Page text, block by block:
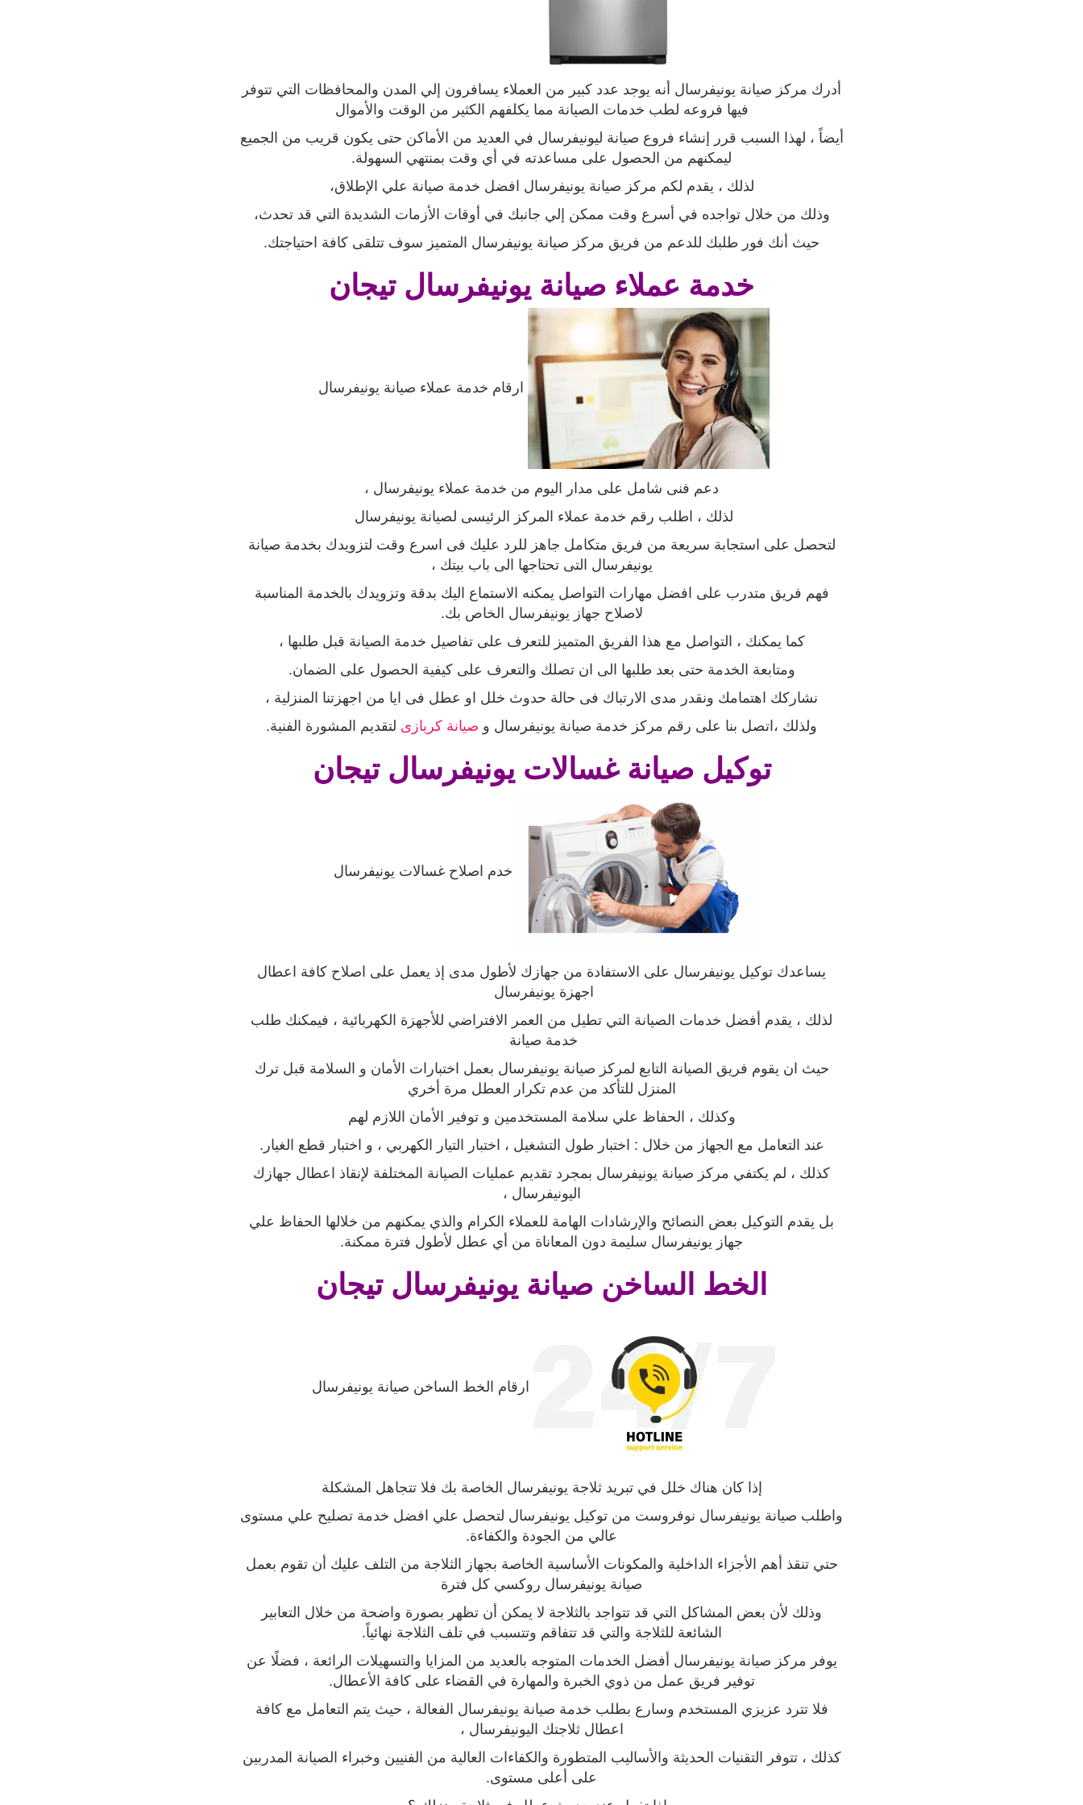
أدرك مركز صيانة يونيفرسال أنه يوجد عدد كبير من العملاء يسافرون إلي المدن والمحافظات التي تتوفر
فيها فروعه لطب خدمات الصيانة مما يكلفهم الكثير من الوقت والأموال
أيضاً ، لهذا السبب قرر إنشاء فروع صيانة ليونيفرسال في العديد من الأماكن حتى يكون قريب من الجميع
ليمكنهم من الحصول على مساعدته في أي وقت بمنتهي السهولة.
لذلك ، يقدم لكم مركز صيانة يونيفرسال افضل خدمة صيانة علي الإطلاق،
وذلك من خلال تواجده في أسرع وقت ممكن إلي جانبك في أوقات الأزمات الشديدة التي قد تحدث،
حيث أنك فور طلبك للدعم من فريق مركز صيانة يونيفرسال المتميز سوف تتلقى كافة احتياجتك.
خدمة عملاء صيانة يونيفرسال تيجان
ارقام خدمة عملاء صيانة يونيفرسال
دعم فنى شامل على مدار اليوم من خدمة عملاء يونيفرسال ،
لذلك ، اطلب رقم خدمة عملاء المركز الرئيسى لصيانة يونيفرسال
لتحصل على استجابة سريعة من فريق متكامل جاهز للرد عليك فى اسرع وقت لتزويدك بخدمة صيانة
يونيفرسال التى تحتاجها الى باب بيتك ،
فهم فريق متدرب على افضل مهارات التواصل يمكنه الاستماع اليك بدقة وتزويدك بالخدمة المناسبة
لاصلاح جهاز يونيفرسال الخاص بك.
كما يمكنك ، التواصل مع هذا الفريق المتميز للتعرف على تفاصيل خدمة الصيانة قبل طلبها ،
ومتابعة الخدمة حتى بعد طلبها الى ان تصلك والتعرف على كيفية الحصول على الضمان.
نشاركك اهتمامك ونقدر مدى الارتباك فى حالة حدوث خلل او عطل فى ايا من اجهزتنا المنزلية ،
ولذلك ،اتصل بنا على رقم مركز خدمة صيانة يونيفرسال و صيانة كريازى لتقديم المشورة الفنية.
توكيل صيانة غسالات يونيفرسال تيجان
خدم اصلاح غسالات يونيفرسال
يساعدك توكيل يونيفرسال على الاستفادة من جهازك لأطول مدى إذ يعمل على اصلاح كافة اعطال
اجهزة يونيفرسال
لذلك ، يقدم أفضل خدمات الصيانة التي تطيل من العمر الافتراضي للأجهزة الكهربائية ، فيمكنك طلب
خدمة صيانة
حيث ان يقوم فريق الصيانة التابع لمركز صيانة يونيفرسال بعمل اختبارات الأمان و السلامة قبل ترك
المنزل للتأكد من عدم تكرار العطل مرة أخري
وكذلك ، الحفاظ علي سلامة المستخدمين و توفير الأمان اللازم لهم
عند التعامل مع الجهاز من خلال : اختبار طول التشغيل ، اختبار التيار الكهربي ، و اختبار قطع الغيار .
كذلك ، لم يكتفي مركز صيانة يونيفرسال بمجرد تقديم عمليات الصيانة المختلفة لإنقاذ اعطال جهازك
اليونيفرسال ،
بل يقدم التوكيل بعض النصائح والإرشادات الهامة للعملاء الكرام والذي يمكنهم من خلالها الحفاظ علي
جهاز يونيفرسال سليمة دون المعاناة من أي عطل لأطول فترة ممكنة.
الخط الساخن صيانة يونيفرسال تيجان
ارقام الخط الساخن صيانة يونيفرسال
إذا كان هناك خلل في تبريد ثلاجة يونيفرسال الخاصة بك فلا تتجاهل المشكلة
واطلب صيانة يونيفرسال نوفروست من توكيل يونيفرسال لتحصل علي افضل خدمة تصليح علي مستوى
عالي من الجودة والكفاءة.
حتي تنقذ أهم الأجزاء الداخلية والمكونات الأساسية الخاصة بجهاز الثلاجة من التلف عليك أن تقوم بعمل
صيانة يونيفرسال روكسي كل فترة
وذلك لأن بعض المشاكل التي قد تتواجد بالثلاجة لا يمكن أن تظهر بصورة واضحة من خلال التعابير
الشائعة للثلاجة والتي قد تتفاقم وتتسبب في تلف الثلاجة نهائياً.
يوفر مركز صيانة يونيفرسال أفضل الخدمات المتوجه بالعديد من المزايا والتسهيلات الرائعة ، فضلًا عن
توفير فريق عمل من ذوي الخبرة والمهارة في القضاء على كافة الأعطال.
فلا تترد عزيزي المستخدم وسارع بطلب خدمة صيانة يونيفرسال الفعالة ، حيث يتم التعامل مع كافة
اعطال ثلاجتك اليونيفرسال ،
كذلك ، تتوفر التقنيات الحديثة والأساليب المتطورة والكفاءات العالية من الفنيين وخبراء الصيانة المدربين
على أعلى مستوى.